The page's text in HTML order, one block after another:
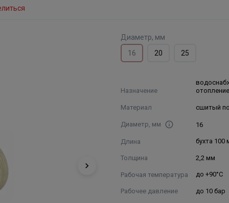
Диаметр, мм
16
20 25
Назначение
Материал сшитый
Диаметр, мм 16
Длина бухта 100
Толщина 2,2 мм
Рабочая температура до +90°С
Рабочее давление до 10 бар